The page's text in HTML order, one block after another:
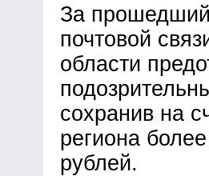
За
почтовой
области
сохранив на
региона
рублей.